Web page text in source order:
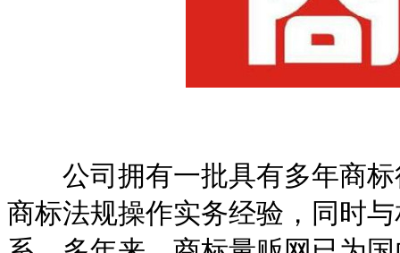
公司拥有一批具有多年商标
商标法规操作实务经验，同时